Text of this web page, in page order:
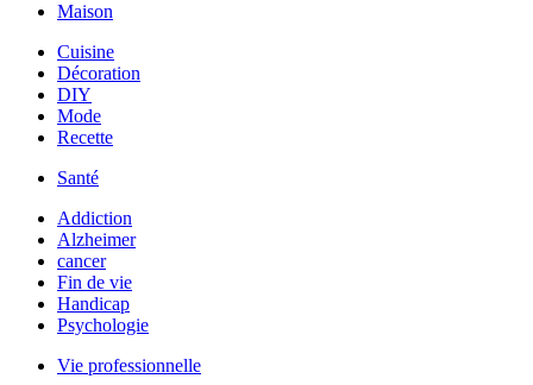
Maison
Cuisine
Décoration
DIY
Mode
Recette
Santé
Addiction
Alzheimer
cancer
Fin de vie
Handicap
Psychologie
Vie professionnelle